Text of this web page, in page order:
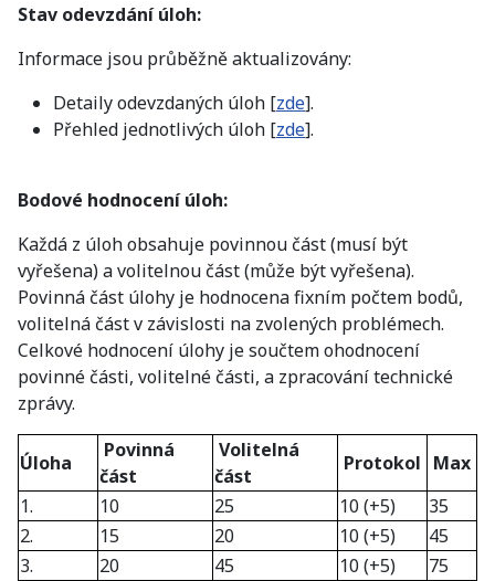
Stav odevzdání úloh:
Informace jsou průběžně aktualizovány:
Detaily odevzdaných úloh [zde].
Přehled jednotlivých úloh [zde].
Bodové hodnocení úloh:
Každá z úloh obsahuje povinnou část (musí být
vyřešena) a volitelnou část (může být vyřešena).
Povinná část úlohy je hodnocena fixním počtem bodů,
volitelná část v závislosti na zvolených problémech.
Celkové hodnocení úlohy je součtem ohodnocení
povinné části, volitelné části, a zpracování technické
zprávy.
Úloha
Povinná
část
Volitelná
část
Protokol Max
1.
10 25 10 (+5)
35
2.
15 20 10 (+5)
45
3.
20 45 10 (+5)
75